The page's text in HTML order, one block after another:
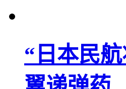
“日本民